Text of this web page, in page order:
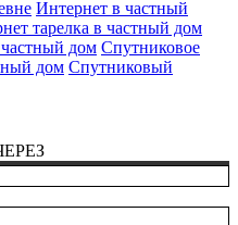
Интернет в частный
тарелка в частный дом
дом Спутниковое
дом Спутниковый